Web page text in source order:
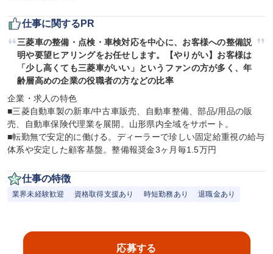
仕事に関するPR
三菱車の整備・点検・車検対応を中心に、お客様への整備説
明や要望ヒアリングをお任せします。【やりがい】お客様は
「少し高くても三菱車がいい」というファンの方が多く、年
齢層高めの企業の役職者の方などの比率
企業・求人の特色
■三菱自動車製の新車/中古車販売、自動車整備、部品/用品の販
売、自動車保険代理業を展開。山形県内全域をサポート。
■転勤無で安定的に働ける。ディーラーで珍しい固定給重視の給与
体系や安定した顧客基盤。整備報奨金3ヶ月毎1.5万円
仕事の特徴
業界未経験歓迎 資格取得支援あり 時短勤務あり 退職金あり
応募する